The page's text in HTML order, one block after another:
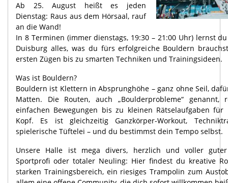
Ab 25. August heißt es jeden
Dienstag: Raus aus dem Hörsaal, rauf
an die Wand!
In 8 Terminen (immer dienstags, 19:30 – 21:00 Uhr) lernst
Duisburg alles, was du fürs erfolgreiche Bouldern
ersten Zügen bis zu smarten Techniken und Trainingsideen.
Was ist Bouldern?
Bouldern ist Klettern in Absprunghöhe – ganz ohne Seil,
Matten. Die Routen, auch „Boulderprobleme“ genannt,
einfachen Bewegungen bis zu kleinen Rätselaufgaben für
Kopf. Es ist gleichzeitig Ganzkörper-Workout,
spielerische Tüftelei – und du bestimmst dein Tempo selbst.
Unsere Halle ist mega divers, herzlich und voller
Sportprofi oder totaler Neuling: Hier findest du kreative
starken Trainingsbereich, ein riesiges Trampolin zum